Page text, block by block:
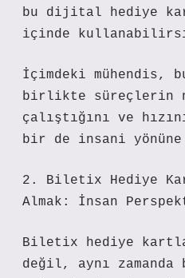
bu dijital hediye
içinde
İçimdeki mühendis,
birlikte süreçlerin
çalıştığını ve
bir de insani yönüne
2. Biletix Hediye
Almak: İnsan
Biletix hediye
değil, aynı